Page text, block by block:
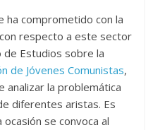
ha comprometido con la
respecto a este sector
de Estudios sobre la
de Jóvenes Comunistas,
analizar la problemática
diferentes aristas. Es
se convoca al